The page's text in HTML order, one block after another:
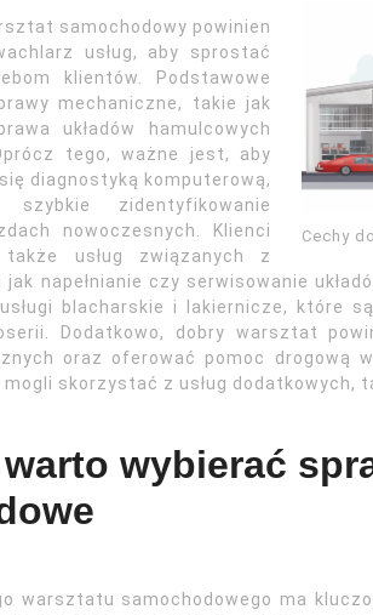
Cechy
samochodowy powinien
usług, aby sprostać
klientów. Podstawowe
mechaniczne, takie jak
układów hamulcowych
tego, ważne jest, aby
diagnostyką komputerową,
zidentyfikowanie
nowoczesnych. Klienci
usług związanych z
napełnianie czy serwisowanie
blacharskie i lakiernicze, które
Dodatkowo, dobry warsztat
oraz oferować pomoc drogową
skorzystać z usług dodatkowych,
wybierać
warsztatu samochodowego ma